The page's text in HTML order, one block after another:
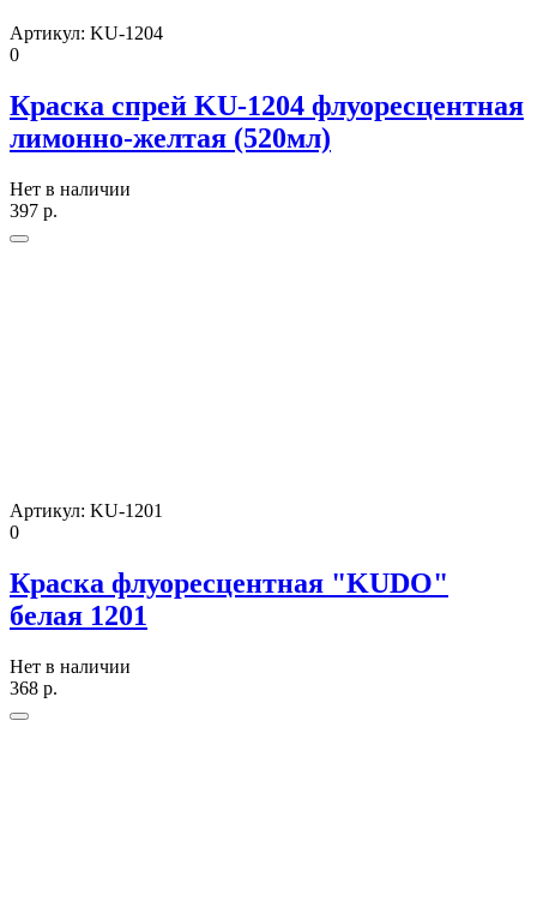
Артикул: KU-1204
0
Краска спрей KU-1204 флуоресцентная
лимонно-желтая (520мл)
Нет в наличии
397 р.
Артикул: KU-1201
0
Краска флуоресцентная "KUDO"
белая 1201
Нет в наличии
368 р.